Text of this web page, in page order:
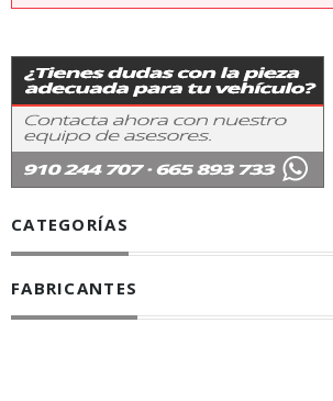
CATEGORÍAS
FABRICANTES